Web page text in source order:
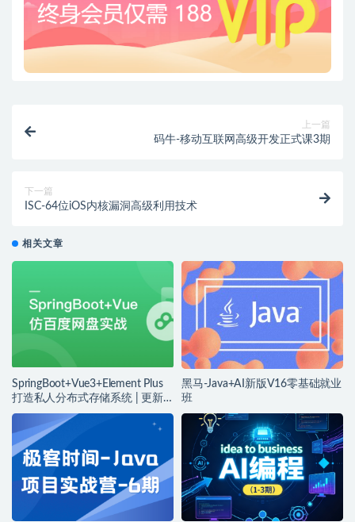
上一篇
码牛-移动互联网高级开发正式课3期
下一篇
ISC-64位iOS内核漏洞高级利用技术
相关文章
SpringBoot+Vue3+Element Plus
打造私人分布式存储系统 | 更新
完结
黑马-Java+AI新版V16零基础就业
班